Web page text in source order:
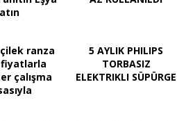
ranza
çalışma
5 AYLIK PHILIPS
TORBASIZ
ELEKTRIKLI SÜPÜRGE